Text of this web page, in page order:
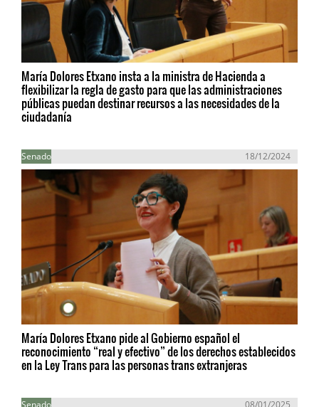
María Dolores Etxano insta a la ministra de Hacienda a
flexibilizar la regla de gasto para que las administraciones
públicas puedan destinar recursos a las necesidades de la
ciudadanía
Senado 18/12/2024
María Dolores Etxano pide al Gobierno español el
reconocimiento “real y efectivo” de los derechos establecidos
en la Ley Trans para las personas trans extranjeras